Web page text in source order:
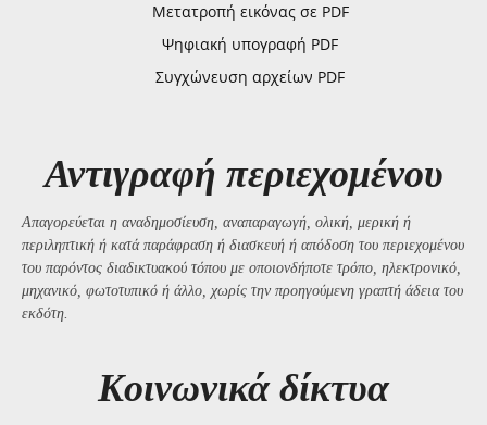
Μετατροπή εικόνας σε PDF
Ψηφιακή υπογραφή PDF
Συγχώνευση αρχείων PDF
Αντιγραφή περιεχομένου
Απαγορεύεται η αναδημοσίευση, αναπαραγωγή, ολική, μερική ή
περιληπτική ή κατά παράφραση ή διασκευή ή απόδοση του περιεχομένου
του παρόντος διαδικτυακού τόπου με οποιονδήποτε τρόπο, ηλεκτρονικό,
μηχανικό, φωτοτυπικό ή άλλο, χωρίς την προηγούμενη γραπτή άδεια του
εκδότη.
Kοινωνικά δίκτυα